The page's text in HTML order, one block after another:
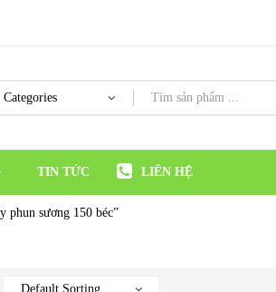
TIN TỨC LIÊN HỆ
phun sương 150 béc”